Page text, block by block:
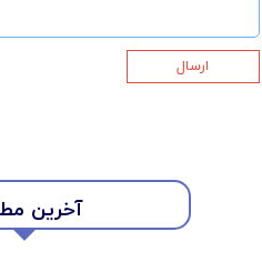
★
آخرین
ارسال